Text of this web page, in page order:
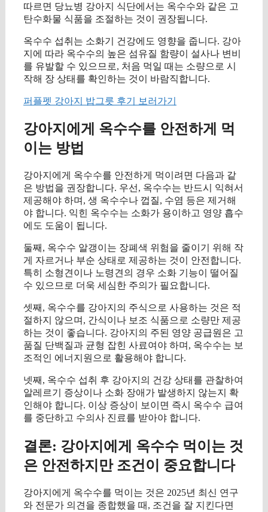
따르면 당뇨병 강아지 식단에서는 옥수수와 같은 고
탄수화물 식품을 조절하는 것이 권장됩니다.
옥수수 섭취는 소화기 건강에도 영향을 줍니다. 강아
지에 따라 옥수수의 높은 섬유질 함량이 설사나 변비
를 유발할 수 있으므로, 처음 먹일 때는 소량으로 시
작해 장 상태를 확인하는 것이 바람직합니다.
퍼플펫 강아지 밥그릇 후기 보러가기
강아지에게 옥수수를 안전하게 먹
이는 방법
강아지에게 옥수수를 안전하게 먹이려면 다음과 같
은 방법을 권장합니다. 우선, 옥수수는 반드시 익혀서
제공해야 하며, 생 옥수수나 껍질, 수염 등은 제거해
야 합니다. 익힌 옥수수는 소화가 용이하고 영양 흡수
에도 도움이 됩니다.
둘째, 옥수수 알갱이는 장폐색 위험을 줄이기 위해 작
게 자르거나 부순 상태로 제공하는 것이 안전합니다.
특히 소형견이나 노령견의 경우 소화 기능이 떨어질
수 있으므로 더욱 세심한 주의가 필요합니다.
셋째, 옥수수를 강아지의 주식으로 사용하는 것은 적
절하지 않으며, 간식이나 보조 식품으로 소량만 제공
하는 것이 좋습니다. 강아지의 주된 영양 공급원은 고
품질 단백질과 균형 잡힌 사료여야 하며, 옥수수는 보
조적인 에너지원으로 활용해야 합니다.
넷째, 옥수수 섭취 후 강아지의 건강 상태를 관찰하여
알레르기 증상이나 소화 장애가 발생하지 않는지 확
인해야 합니다. 이상 증상이 보이면 즉시 옥수수 급여
를 중단하고 수의사 진료를 받아야 합니다.
결론: 강아지에게 옥수수 먹이는 것
은 안전하지만 조건이 중요합니다
강아지에게 옥수수를 먹이는 것은 2025년 최신 연구
와 전문가 의견을 종합했을 때, 조건을 잘 지킨다면